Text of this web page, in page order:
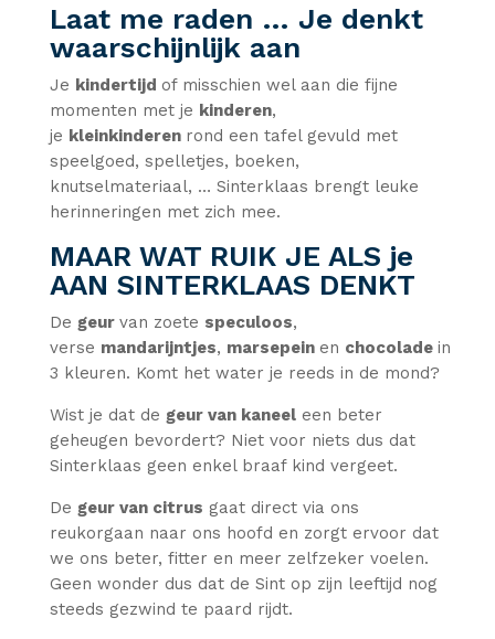
Laat me raden … Je denkt
waarschijnlijk aan
Je kindertijd of misschien wel aan die fijne
momenten met je kinderen,
je kleinkinderen rond een tafel gevuld met
speelgoed, spelletjes, boeken,
knutselmateriaal, … Sinterklaas brengt leuke
herinneringen met zich mee.
MAAR WAT RUIK JE ALS je
AAN SINTERKLAAS DENKT
De geur van zoete speculoos,
verse mandarijntjes, marsepein en chocolade in
3 kleuren. Komt het water je reeds in de mond?
Wist je dat de geur van kaneeleen beter
geheugen bevordert? Niet voor niets dus dat
Sinterklaas geen enkel braaf kind vergeet.
De geur van citrus gaat direct via ons
reukorgaan naar ons hoofd en zorgt ervoor dat
we ons beter, fitter en meer zelfzeker voelen.
Geen wonder dus dat de Sint op zijn leeftijd nog
steeds gezwind te paard rijdt.